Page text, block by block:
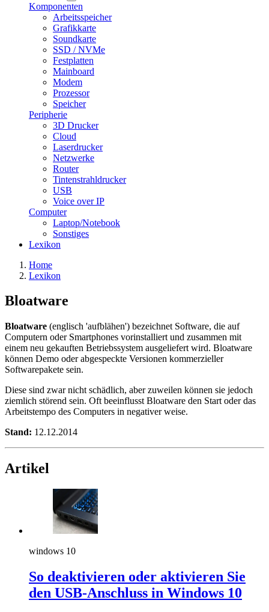
Komponenten
Arbeitsspeicher
Grafikkarte
Soundkarte
SSD / NVMe
Festplatten
Mainboard
Modem
Prozessor
Speicher
Peripherie
3D Drucker
Cloud
Laserdrucker
Netzwerke
Router
Tintenstrahldrucker
USB
Voice over IP
Computer
Laptop/Notebook
Sonstiges
Lexikon
Home
Lexikon
Bloatware
Bloatware (englisch 'aufblähen') bezeichnet Software, die auf
Computern oder Smartphones vorinstalliert und zusammen mit
einem neu gekauften Betriebssystem ausgeliefert wird. Bloatware
können Demo oder abgespeckte Versionen kommerzieller
Softwarepakete sein.
Diese sind zwar nicht schädlich, aber zuweilen können sie jedoch
ziemlich störend sein. Oft beeinflusst Bloatware den Start oder das
Arbeitstempo des Computers in negativer weise.
Stand: 12.12.2014
Artikel
windows 10
So deaktivieren oder aktivieren Sie
den USB-Anschluss in Windows 10